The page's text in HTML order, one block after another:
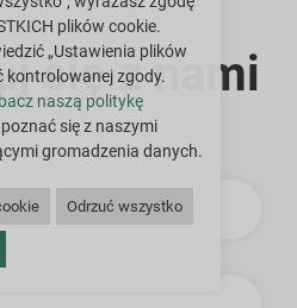
się z nami
plików cookie.
„Ustawienia plików
kontrolowanej zgody.
naszą politykę
się z naszymi
gromadzenia danych.
Odrzuć wszystko